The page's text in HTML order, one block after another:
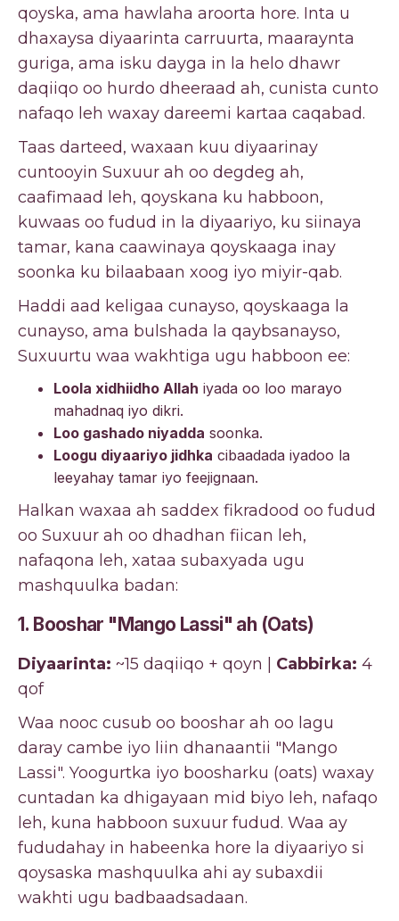
qoyska, ama hawlaha aroorta hore. Inta u
dhaxaysa diyaarinta carruurta, maaraynta
guriga, ama isku dayga in la helo dhawr
daqiiqo oo hurdo dheeraad ah, cunista cunto
nafaqo leh waxay dareemi kartaa caqabad.
Taas darteed, waxaan kuu diyaarinay
cuntooyin Suxuur ah oo degdeg ah,
caafimaad leh, qoyskana ku habboon,
kuwaas oo fudud in la diyaariyo, ku siinaya
tamar, kana caawinaya qoyskaaga inay
soonka ku bilaabaan xoog iyo miyir-qab.
Haddi aad keligaa cunayso, qoyskaaga la
cunayso, ama bulshada la qaybsanayso,
Suxuurtu waa wakhtiga ugu habboon ee:
Loola xidhiidho Allah iyada oo loo marayo
mahadnaq iyo dikri.
Loo gashado niyadda soonka.
Loogu diyaariyo jidhka cibaadada iyadoo la
leeyahay tamar iyo feejignaan.
Halkan waxaa ah saddex fikradood oo fudud
oo Suxuur ah oo dhadhan fiican leh,
nafaqona leh, xataa subaxyada ugu
mashquulka badan:
1. Booshar "Mango Lassi" ah (Oats)
Diyaarinta: ~15 daqiiqo + qoyn | Cabbirka: 4
qof
Waa nooc cusub oo booshar ah oo lagu
daray cambe iyo liin dhanaantii "Mango
Lassi". Yoogurtka iyo boosharku (oats) waxay
cuntadan ka dhigayaan mid biyo leh, nafaqo
leh, kuna habboon suxuur fudud. Waa ay
fududahay in habeenka hore la diyaariyo si
qoysaska mashquulka ahi ay subaxdii
wakhti ugu badbaadsadaan.